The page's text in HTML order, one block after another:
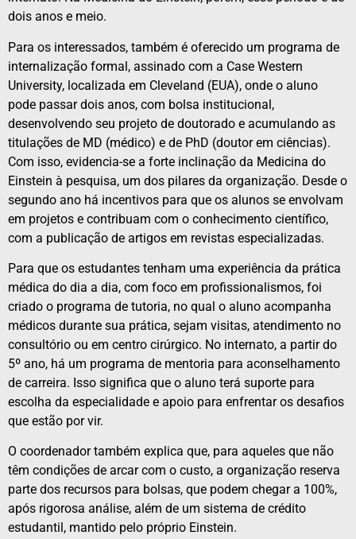
dois anos e meio.
Para os interessados, também é oferecido um programa de
internalização formal, assinado com a Case Western
University, localizada em Cleveland (EUA), onde o aluno
pode passar dois anos, com bolsa institucional,
desenvolvendo seu projeto de doutorado e acumulando as
titulações de MD (médico) e de PhD (doutor em ciências).
Com isso, evidencia-se a forte inclinação da Medicina do
Einstein à pesquisa, um dos pilares da organização. Desde o
segundo ano há incentivos para que os alunos se envolvam
em projetos e contribuam com o conhecimento científico,
com a publicação de artigos em revistas especializadas.
Para que os estudantes tenham uma experiência da prática
médica do dia a dia, com foco em profissionalismos, foi
criado o programa de tutoria, no qual o aluno acompanha
médicos durante sua prática, sejam visitas, atendimento no
consultório ou em centro cirúrgico. No internato, a partir do
5º ano, há um programa de mentoria para aconselhamento
de carreira. Isso significa que o aluno terá suporte para
escolha da especialidade e apoio para enfrentar os desafios
que estão por vir.
O coordenador também explica que, para aqueles que não
têm condições de arcar com o custo, a organização reserva
parte dos recursos para bolsas, que podem chegar a 100%,
após rigorosa análise, além de um sistema de crédito
estudantil, mantido pelo próprio Einstein.